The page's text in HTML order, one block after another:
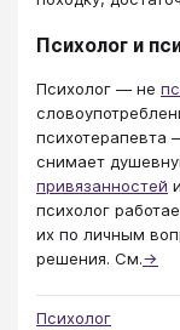
Психолог и
Психолог — не
снимает
привязанностей
психолог
их по личным
решения. См.→
Психолог